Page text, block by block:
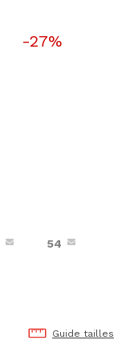
-27%
54
Guide tailles